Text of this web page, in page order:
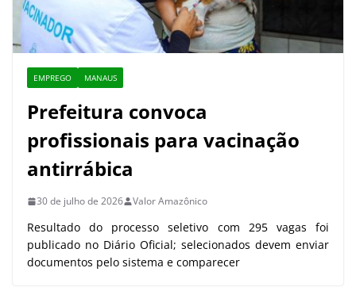
EMPREGO MANAUS
Prefeitura convoca
profissionais para vacinação
antirrábica
30 de julho de 2026 Valor Amazônico
Resultado do processo seletivo com 295 vagas foi
publicado no Diário Oficial; selecionados devem enviar
documentos pelo sistema e comparecer